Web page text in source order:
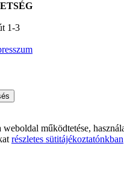
1-3
működtetése,
részletes sütitájékoztatónkban